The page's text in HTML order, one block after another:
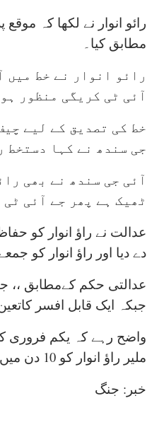
رائو انوار نے لکھا کہ
مطابق کیا۔
رائو انوار نے خط میں
آئی ٹی کریگی منظور
خط کی تصدیق کے لیے
جی سندھ نے کہا دستخط
آئی جی سندھ نے بھی
ٹھیک ہے پھر جے آئی ٹی
عدالت نے راؤ انوار کو
دے دیا اور راؤ انوار کو
عدالتی حکم کےمطابق ،،
جبکہ ایک قابل افسر
واضح رہے کہ یکم فروری
ملیر راؤ انوار کو 10 دن میں گرفتار کرنے کی مہلت دی تھی۔
خبر: جنگ